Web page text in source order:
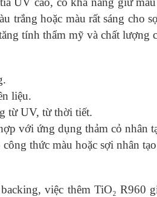
trắng hoặc màu rất sáng cho
tính thẩm mỹ và chất lượng
liệu.
từ UV, từ thời tiết.
với ứng dụng thảm cỏ nhân
thức màu hoặc sợi nhân
việc thêm TiO₂ R960